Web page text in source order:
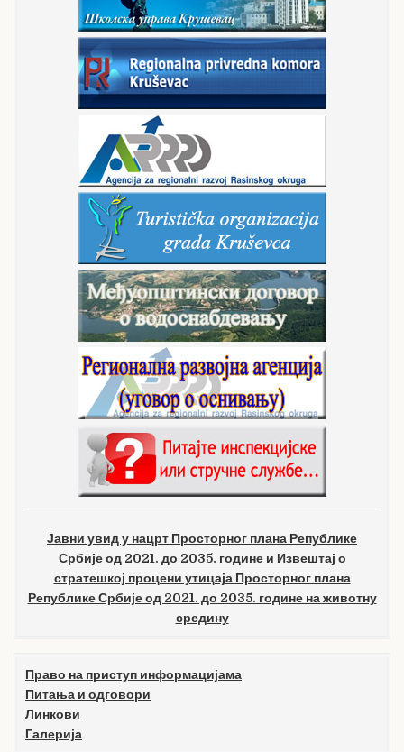
Јавни увид у нацрт Просторног плана Републике
Србије од 2021. до 2035. године и Извештај о
стратешкој процени утицаја Просторног плана
Републике Србије од 2021. до 2035. године на животну
средину
Право на приступ информацијама
Питања и одговори
Линкови
Галерија